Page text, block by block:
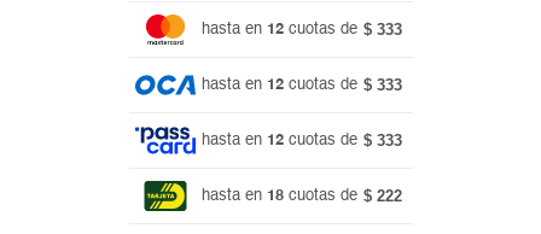
hasta en 12 cuotas de $ 333
hasta en 12 cuotas de $ 333
hasta en 12 cuotas de $ 333
hasta en 18 cuotas de $ 222